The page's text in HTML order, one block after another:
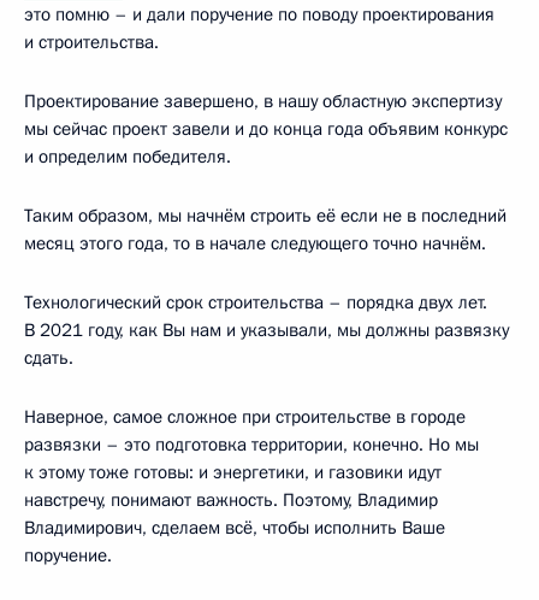
это помню – и дали поручение по поводу проектирования
и строительства.
Проектирование завершено, в нашу областную экспертизу
мы сейчас проект завели и до конца года объявим конкурс
и определим победителя.
Таким образом, мы начнём строить её если не в последний
месяц этого года, то в начале следующего точно начнём.
Технологический срок строительства – порядка двух лет.
В 2021 году, как Вы нам и указывали, мы должны развязку
сдать.
Наверное, самое сложное при строительстве в городе
развязки – это подготовка территории, конечно. Но мы
к этому тоже готовы: и энергетики, и газовики идут
навстречу, понимают важность. Поэтому, Владимир
Владимирович, сделаем всё, чтобы исполнить Ваше
поручение.